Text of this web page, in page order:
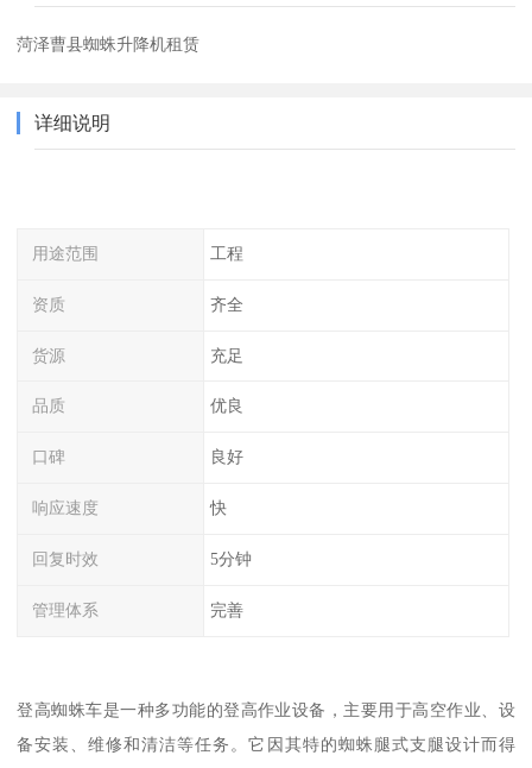
菏泽曹县蜘蛛升降机租赁
详细说明
用途范围 工程
资质 齐全
货源 充足
品质 优良
口碑 良好
响应速度 快
回复时效 5分钟
管理体系 完善
登高蜘蛛车是一种多功能的登高作业设备，主要用于高空作业、设
备安装、维修和清洁等任务。它因其特的蜘蛛腿式支腿设计而得